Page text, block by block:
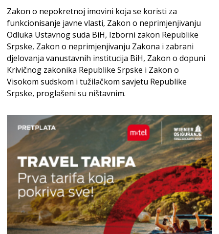
Zakon o nepokretnoj imovini koja se koristi za
funkcionisanje javne vlasti, Zakon o neprimjenjivanju
Odluka Ustavnog suda BiH, Izborni zakon Republike
Srpske, Zakon o neprimjenjivanju Zakona i zabrani
djelovanja vanustavnih institucija BiH, Zakon o dopuni
Krivičnog zakonika Republike Srpske i Zakon o
Visokom sudskom i tužilačkom savjetu Republike
Srpske, proglašeni su ništavnim.